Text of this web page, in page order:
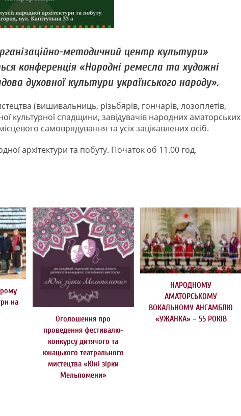
методичний центр культури»
конференція «Народні ремесла та художні
духовної культури українського народу».
(вишивальниць, різьбярів, гончарів, лозоплетів,
культурної спадщини, завідувачів народних аматорських
самоврядування та усіх зацікавлених осіб.
архітектури та побуту. Початок об 11.00 год.
на
Оголошення про
проведення фестивалю-
конкурсу дитячого та
юнацького театрального
мистецтва «Юні зірки
Мельпомени»
НАРОДНОМУ
АМАТОРСЬКОМУ
ВОКАЛЬНОМУ АНСАМБЛЮ
«УЖАНКА» – 55 РОКІВ